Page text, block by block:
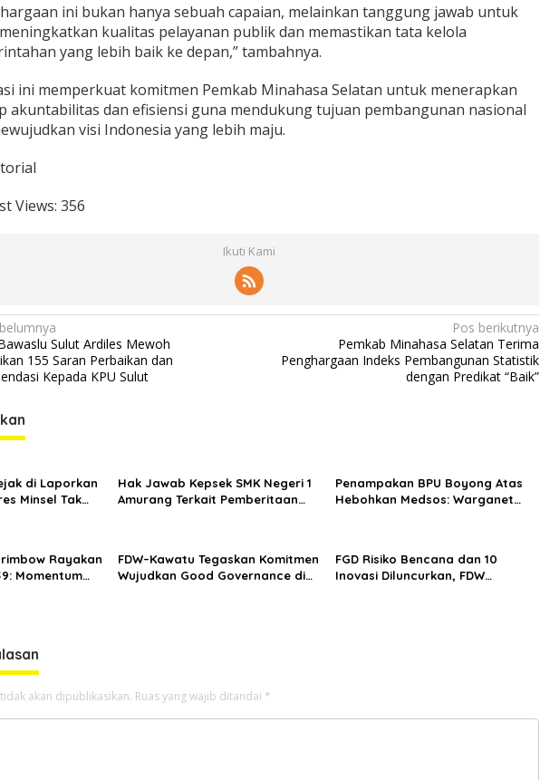
ini bukan hanya sebuah capaian, melainkan tanggung jawab untuk
kualitas pelayanan publik dan memastikan tata kelola
yang lebih baik ke depan,” tambahnya.
ini memperkuat komitmen Pemkab Minahasa Selatan untuk menerapkan
akuntabilitas dan efisiensi guna mendukung tujuan pembangunan nasional
visi Indonesia yang lebih maju.
Views: 356
Ikuti Kami
Sulut Ardiles Mewoh
155 Saran Perbaikan dan
Kepada KPU Sulut
Pos berikutnya
Pemkab Minahasa Selatan Terima
Penghargaan Indeks Pembangunan Statistik
dengan Predikat “Baik”
di Laporkan
Minsel Tak
Hak Jawab Kepsek SMK Negeri 1
Amurang Terkait Pemberitaan
Penampakan BPU Boyong Atas
Hebohkan Medsos: Warganet
Rayakan
Momentum
FDW–Kawatu Tegaskan Komitmen
Wujudkan Good Governance di
FGD Risiko Bencana dan 10
Inovasi Diluncurkan, FDW
akan dipublikasikan. Ruas yang wajib ditandai *